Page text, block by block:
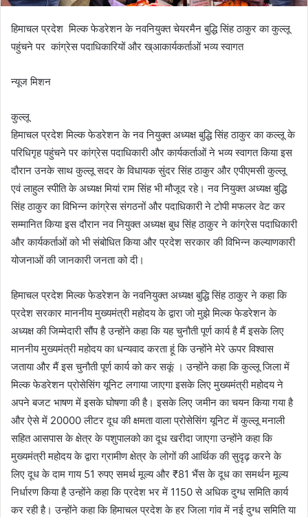
हिमाचल प्रदेश मिल्क फेडरेशन के नवनियुक्त चेयरमैन बुद्धि सिंह ठाकुर का कुल्लू
पहुंचने पर कांग्रेस पदाधिकारियों और ख्आकार्यकर्ताओं भव्य स्वागत
न्यूज मिशन
कुल्लू
हिमाचल प्रदेश मिल्क फेडरेशन के नव नियुक्त अध्यक्ष बुद्धि सिंह ठाकुर का कल्लू के
परिधिगृह पहुंचने पर कांग्रेस पदाधिकारी और कार्यकर्ताओं ने भव्य स्वागत किया इस
दौरान उनके साथ कुल्लू सदर के विधायक सुंदर सिंह ठाकुर और एपीएमसी कुल्लू
एवं लाहुल स्पीति के अध्यक्ष मियां राम सिंह भी मौजूद रहे। नव नियुक्त अध्यक्ष बुद्धि
सिंह ठाकुर का विभिन्न कांग्रेस संगठनों और पदाधिकारी ने टोपी मफलर वेट कर
सम्मानित किया इस दौरान नव नियुक्त अध्यक्ष बुध सिंह ठाकुर ने कांग्रेस पदाधिकारी
और कार्यकर्ताओं को भी संबोधित किया और प्रदेश सरकार की विभिन्न कल्याणकारी
योजनाओं की जानकारी जनता को दी।
हिमाचल प्रदेश मिल्क फेडरेशन के नवनियुक्त अध्यक्ष बुद्धि सिंह ठाकुर ने कहा कि
प्रदेश सरकार माननीय मुख्यमंत्री महोदय के द्वारा जो मुझे मिल्क फेडरेशन के
अध्यक्ष की जिम्मेदारी सौंप है उन्होंने कहा कि यह चुनौती पूर्ण कार्य है मैं इसके लिए
माननीय मुख्यमंत्री महोदय का धन्यवाद करता हूं कि उन्होंने मेरे ऊपर विश्वास
जताया और मैं इस चुनौती पूर्ण कार्य को कर सकूं । उन्होंने कहा कि कुल्लू जिला में
मिल्क फेडरेशन प्रोसेसिंग यूनिट लगाया जाएगा इसके लिए मुख्यमंत्री महोदय ने
अपने बजट भाषण में इसके घोषणा की है। इसके लिए जमीन का चयन किया गया है
और ऐसे में 20000 लीटर दूध की क्षमता वाला प्रोसेसिंग यूनिट में कुल्लू मनाली
सहित आसपास के क्षेत्र के पशुपालको का दूध खरीदा जाएगा उन्होंने कहा कि
मुख्यमंत्री महोदय के द्वारा ग्रामीण क्षेत्र के लोगों की आर्थिक की सुदृढ़ करने के
लिए दूध के दाम गाय 51 रुपए समर्थ मूल्य और ₹81 भैंस के दूध का समर्थन मूल्य
निर्धारण किया है उन्होंने कहा कि प्रदेश भर में 1150 से अधिक दुग्ध समिति कार्य
कर रही है। उन्होंने कहा कि हिमाचल प्रदेश के हर जिला गांव में नई दुग्ध समिति या